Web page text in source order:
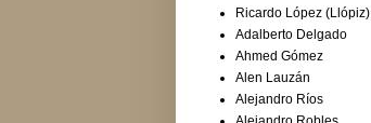
Ricardo López (Llópiz)
Adalberto Delgado
Ahmed Gómez
Alen Lauzán
Alejandro Ríos